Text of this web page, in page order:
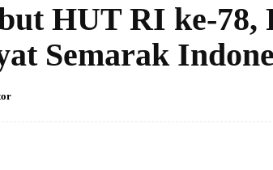
HUT RI ke-78,
Semarak